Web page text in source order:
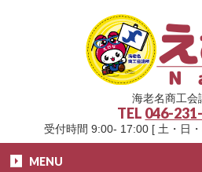
海老名商工会
TEL 046-
受付時間 9:00- 17:00 [ 土・日
MENU